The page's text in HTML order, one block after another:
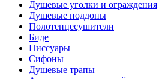
Душевые уголки и ограждения
Душевые поддоны
Полотенцесушители
Биде
Писсуары
Сифоны
Душевые трапы